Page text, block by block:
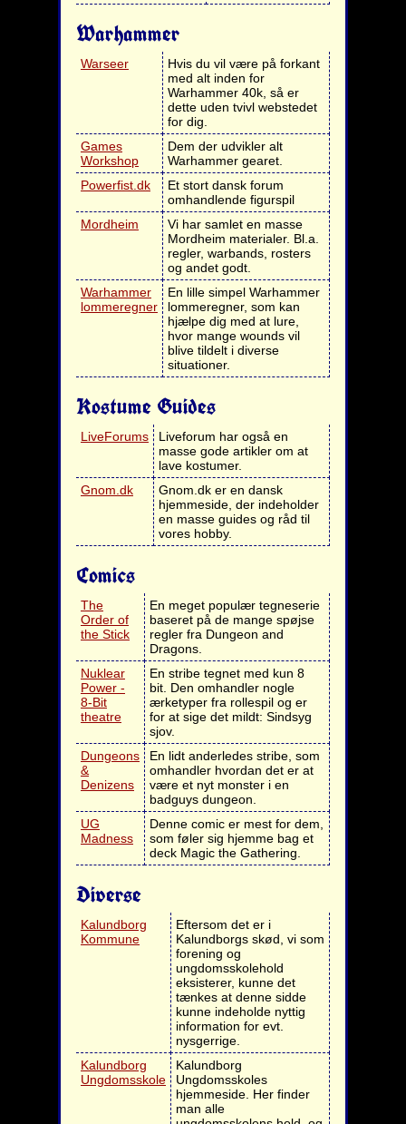
Warhammer
Warseer
Hvis du vil være på forkant
med alt inden for
Warhammer 40k, så er
dette uden tvivl webstedet
for dig.
Games
Workshop
Dem der udvikler alt
Warhammer gearet.
Powerfist.dk
Et stort dansk forum
omhandlende figurspil
Mordheim
Vi har samlet en masse
Mordheim materialer. Bl.a.
regler, warbands, rosters
og andet godt.
Warhammer
lommeregner
En lille simpel Warhammer
lommeregner, som kan
hjælpe dig med at lure,
hvor mange wounds vil
blive tildelt i diverse
situationer.
Kostume Guides
LiveForums
Liveforum har også en
masse gode artikler om at
lave kostumer.
Gnom.dk
Gnom.dk er en dansk
hjemmeside, der indeholder
en masse guides og råd til
vores hobby.
Comics
The
Order of
the Stick
En meget populær tegneserie
baseret på de mange spøjse
regler fra Dungeon and
Dragons.
Nuklear
Power -
8-Bit
theatre
En stribe tegnet med kun 8
bit. Den omhandler nogle
ærketyper fra rollespil og er
for at sige det mildt: Sindsyg
sjov.
Dungeons
&
Denizens
En lidt anderledes stribe, som
omhandler hvordan det er at
være et nyt monster i en
badguys dungeon.
UG
Madness
Denne comic er mest for dem,
som føler sig hjemme bag et
deck Magic the Gathering.
Diverse
Kalundborg
Kommune
Eftersom det er i
Kalundborgs skød, vi som
forening og
ungdomsskolehold
eksisterer, kunne det
tænkes at denne sidde
kunne indeholde nyttig
information for evt.
nysgerrige.
Kalundborg
Ungdomsskole
Kalundborg
Ungdomsskoles
hjemmeside. Her finder
man alle